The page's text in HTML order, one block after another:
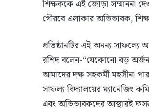
শিক্ষককে এই জোড়া সম্মাননা
গৌরবে এলাকার অভিভাবক,
প্রতিষ্ঠানটির এই অনন্য সাফল্যে
রশিদ বলেন-“যেকোনো বড় অর্জনই
আমাদের দক্ষ সহকর্মী মহসীনা
সাফল্য বিদ্যালয়ের ম্যানেজিং
এবং অভিভাবকদের আস্থারই